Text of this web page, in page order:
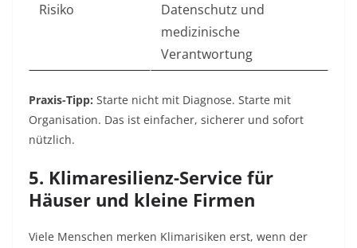
Risiko
Datenschutz und
medizinische
Verantwortung
Praxis-Tipp: Starte nicht mit Diagnose. Starte mit
Organisation. Das ist einfacher, sicherer und sofort
nützlich.
5. Klimaresilienz-Service für
Häuser und kleine Firmen
Viele Menschen merken Klimarisiken erst, wenn der